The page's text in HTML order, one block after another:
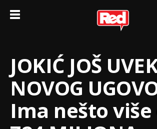
JOKIĆ JOŠ
NOVOG
Ima nešto više